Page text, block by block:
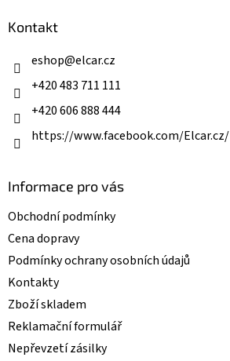
Kontakt
eshop@elcar.cz
+420 483 711 111
+420 606 888 444
https://www.facebook.com/Elcar.cz/
Informace pro vás
Obchodní podmínky
Cena dopravy
Podmínky ochrany osobních údajů
Kontakty
Zboží skladem
Reklamační formulář
Nepřevzetí zásilky